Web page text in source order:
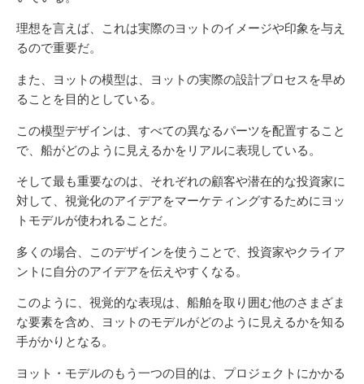
理想を言えば、これは実際のヨットのイメージや印象を与え
るので重要だ。
また、ヨットの模型は、ヨットの実際の設計プロセスを早め
ることを目的としている。
この模型デザインは、すべての異なるパーツを配置すること
で、船がどのように見えるかをリアルに表現している。
そして最も重要なのは、それぞれの顧客や潜在的な投資家に
対して、視覚化のアイデアをマーケティングするためにヨッ
トモデルが使われることだ。
多くの場合、このデザインを使うことで、投資家やクライア
ントに自分のアイデアを伝えやすくなる。
このように、視覚的な表現は、船舶を取り囲む他のさまざま
な要素を含め、ヨットのモデルがどのように見えるかを知る
手がかりとなる。
ヨット・モデルのもう一つの目的は、プロジェクトにかかる